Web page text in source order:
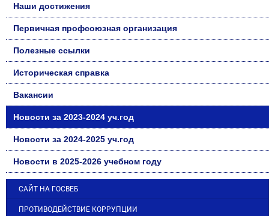
Наши достижения
Первичная профсоюзная организация
Полезные ссылки
Историческая справка
Вакансии
Новости за 2023-2024 уч.год
Новости за 2024-2025 уч.год
Новости в 2025-2026 учебном году
САЙТ НА ГОСВЕБ
ПРОТИВОДЕЙСТВИЕ КОРРУПЦИИ